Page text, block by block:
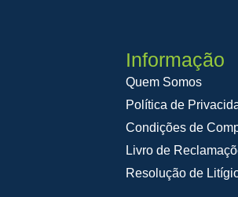
Informação
Quem Somos
Política de
Condições de
Livro de
Resolução de